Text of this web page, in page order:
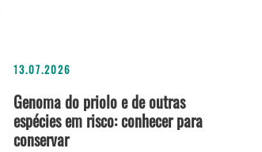
13.07.2026
Genoma do priolo e de outras
espécies em risco: conhecer para
conservar